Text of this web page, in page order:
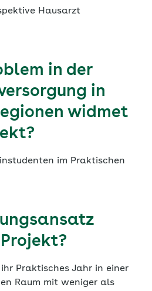
Hausarzt
in der
in
widmet
im Praktischen
Praktisches Jahr in einer
Raum mit weniger als